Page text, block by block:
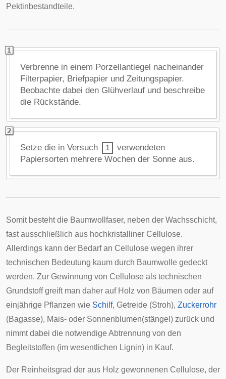
Pektinbestandteile.
Verbrenne in einem Porzellantiegel nacheinander
Filterpapier, Briefpapier und Zeitungspapier.
Beobachte dabei den Glühverlauf und beschreibe
die Rückstände.
Setze die in Versuch 1
verwendeten
Papiersorten mehrere Wochen der Sonne aus.
Somit besteht die Baumwollfaser, neben der Wachsschicht,
fast ausschließlich aus hochkristalliner Cellulose.
Allerdings kann der Bedarf an Cellulose wegen ihrer
technischen Bedeutung kaum durch Baumwolle gedeckt
werden. Zur Gewinnung von Cellulose als technischen
Grundstoff greift man daher auf Holz von Bäumen oder auf
einjährige Pflanzen wie Schilf, Getreide (Stroh), Zuckerrohr
(Bagasse), Mais- oder Sonnenblumen(stängel) zurück und
nimmt dabei die notwendige Abtrennung von den
Begleitstoffen (im wesentlichen Lignin) in Kauf.
Der Reinheitsgrad der aus Holz gewonnenen Cellulose, der